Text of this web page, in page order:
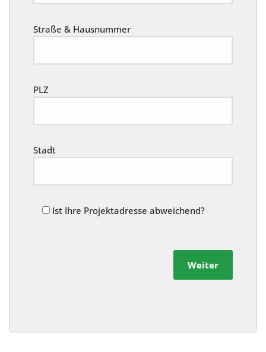
Straße & Hausnummer
PLZ
Stadt
Ist Ihre Projektadresse abweichend?
Weiter
Alternative: